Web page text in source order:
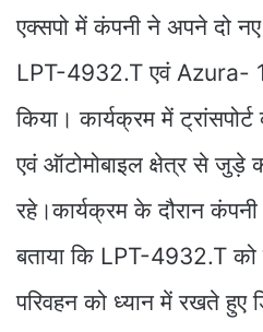
एक्सपो में कंपनी ने अपने दो
LPT-4932.T एवं Azura-
किया। कार्यक्रम में ट्रांसपोर्ट
एवं ऑटोमोबाइल क्षेत्र से जुड़े
रहे।कार्यक्रम के दौरान कंपनी
बताया कि LPT-4932.T को
परिवहन को ध्यान में रखते हुए